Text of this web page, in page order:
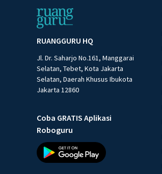
RUANGGURU HQ
Jl. Dr. Saharjo No.161, Manggarai
Selatan, Tebet, Kota Jakarta
Selatan, Daerah Khusus Ibukota
Jakarta 12860
Coba GRATIS Aplikasi
Roboguru